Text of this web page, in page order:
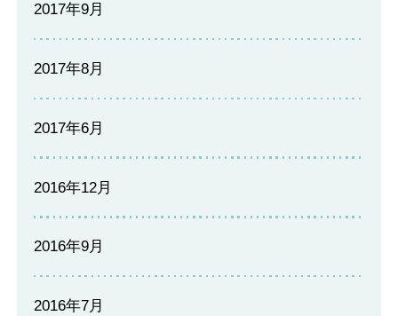
2017年9月
2017年8月
2017年6月
2016年12月
2016年9月
2016年7月